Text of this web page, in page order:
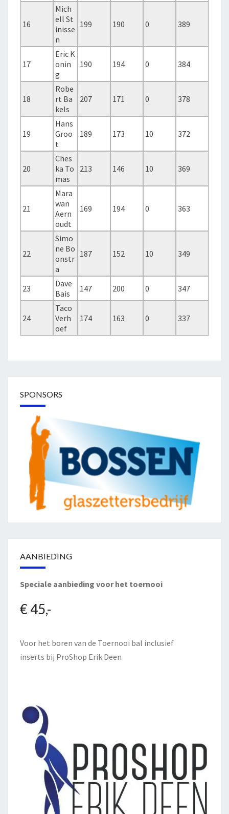
16
Mich
ell St
inisse
n
199 190 0 389
17
Eric K
onin
g
190 194 0 384
18
Robe
rt Ba
kels
207 171 0 378
19
Hans
Groo
t
189 173 10 372
20
Ches
ka To
mas
213 146 10 369
21
Mara
wan
Aern
oudt
169 194 0 363
22
Simo
ne Bo
onstr
a
187 152 10 349
23
Dave
Bais
147 200 0 347
24
Taco
Verh
oef
174 163 0 337
SPONSORS
AANBIEDING
Speciale aanbieding voor het toernooi
€ 45,-
Voor het boren van de Toernooi bal inclusief
inserts bij ProShop Erik Deen